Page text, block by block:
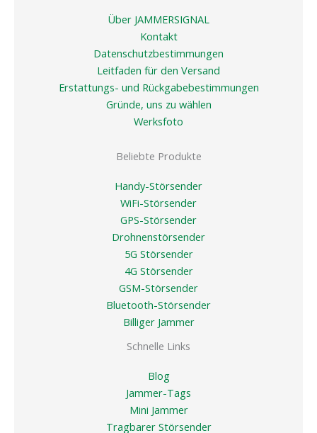
Über JAMMERSIGNAL
Kontakt
Datenschutzbestimmungen
Leitfaden für den Versand
Erstattungs- und Rückgabebestimmungen
Gründe, uns zu wählen
Werksfoto
Beliebte Produkte
Handy-Störsender
WiFi-Störsender
GPS-Störsender
Drohnenstörsender
5G Störsender
4G Störsender
GSM-Störsender
Bluetooth-Störsender
Billiger Jammer
Schnelle Links
Blog
Jammer-Tags
Mini Jammer
Tragbarer Störsender